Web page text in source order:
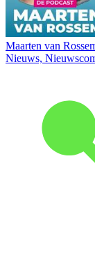
Maarten van
Nieuws,